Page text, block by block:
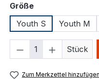
Größeauswählen
Youth S
Youth M
Produkt Stück
Zum Merkzettel hinzufügen